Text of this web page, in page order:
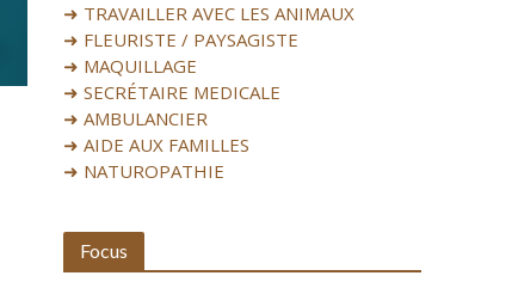
➜ TRAVAILLER AVEC LES ANIMAUX
➜ FLEURISTE / PAYSAGISTE
➜ MAQUILLAGE
➜ SECRÉTAIRE MEDICALE
➜ AMBULANCIER
➜ AIDE AUX FAMILLES
➜ NATUROPATHIE
Focus